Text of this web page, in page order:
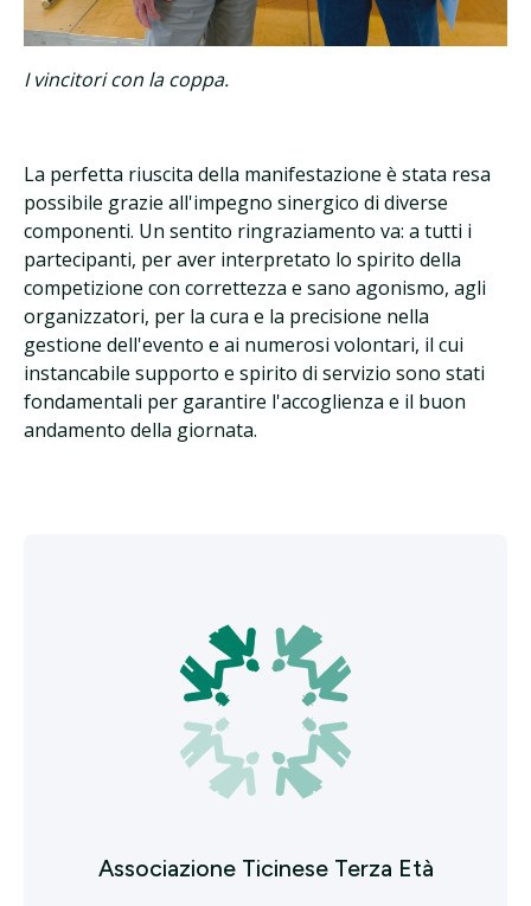
I vincitori con la coppa.
La perfetta riuscita della manifestazione è stata resa
possibile grazie all'impegno sinergico di diverse
componenti. Un sentito ringraziamento va: a tutti i
partecipanti, per aver interpretato lo spirito della
competizione con correttezza e sano agonismo, agli
organizzatori, per la cura e la precisione nella
gestione dell'evento e ai numerosi volontari, il cui
instancabile supporto e spirito di servizio sono stati
fondamentali per garantire l'accoglienza e il buon
andamento della giornata.
Associazione Ticinese Terza Età